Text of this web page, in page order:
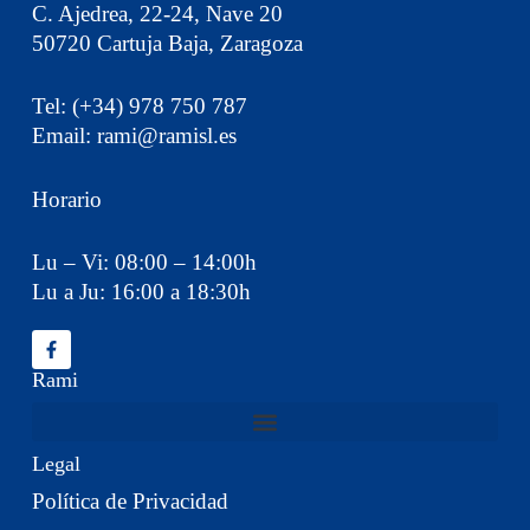
C. Ajedrea, 22-24, Nave 20
50720 Cartuja Baja, Zaragoza
Tel: (+34) 978 750 787
Email: rami@ramisl.es
Horario
Lu – Vi: 08:00 – 14:00h
Lu a Ju: 16:00 a 18:30h
Rami
Legal
Política de Privacidad